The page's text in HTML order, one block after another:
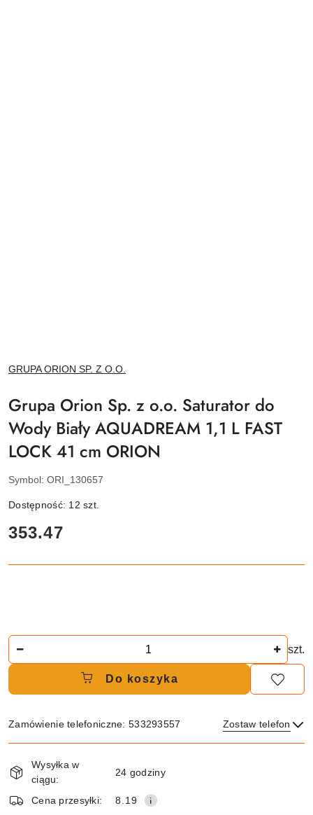
NAZWA
PRODUCENTA:
GRUPA ORION SP. Z O.O.
Grupa Orion Sp. z o.o. Saturator do
Wody Biały AQUADREAM 1,1 L FAST
LOCK 41 cm ORION
Symbol: ORI_130657
Dostępność: 12szt.
cena:
353.47
szt.
Do koszyka
Zamówienie telefoniczne: 533293557 Zostaw telefon
i
dostawa
Wysyłka w
ciągu:
24 godziny
Cena przesyłki: 8.19